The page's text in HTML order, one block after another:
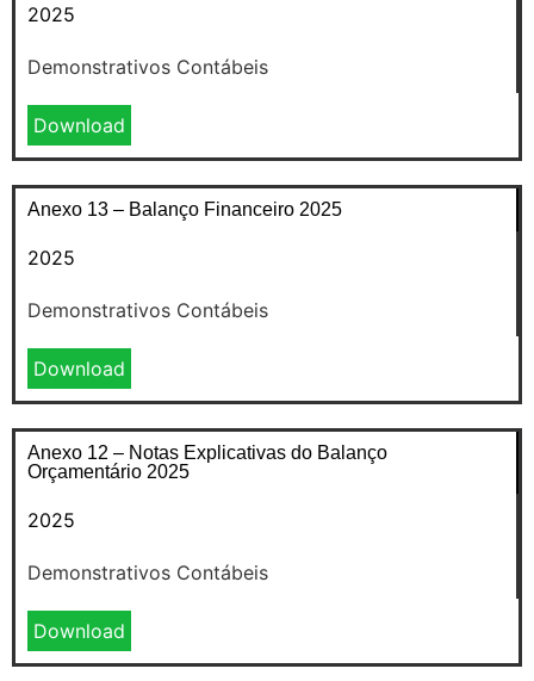
2025
Demonstrativos Contábeis
Download
Anexo 13 – Balanço Financeiro 2025
2025
Demonstrativos Contábeis
Download
Anexo 12 – Notas Explicativas do Balanço
Orçamentário 2025
2025
Demonstrativos Contábeis
Download